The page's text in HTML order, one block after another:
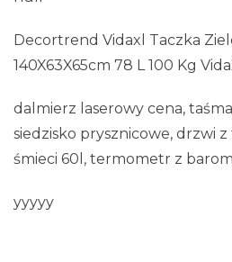
Decortrend Vidaxl Taczka
140X63X65cm 78 L 100 Kg
dalmierz laserowy cena,
siedzisko prysznicowe, drzwi
śmieci 60l, termometr z
yyyyy